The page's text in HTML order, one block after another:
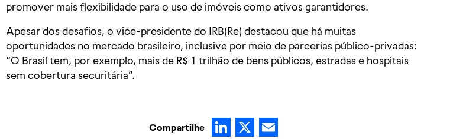
promover mais flexibilidade para o uso de imóveis como ativos garantidores.
Apesar dos desafios, o vice-presidente do IRB(Re) destacou que há muitas
oportunidades no mercado brasileiro, inclusive por meio de parcerias público-privadas:
“O Brasil tem, por exemplo, mais de R$ 1 trilhão de bens públicos, estradas e hospitais
sem cobertura securitária”.
Compartilhe LinkedIn
X